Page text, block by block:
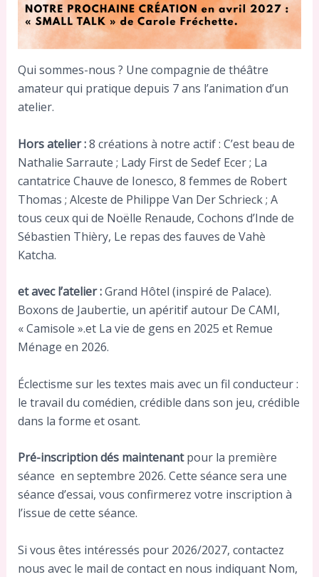
Qui sommes-nous ? Une compagnie de théâtre
amateur qui pratique depuis 7 ans l’animation d’un
atelier.
Hors atelier :8 créations à notre actif : C’est beau de
Nathalie Sarraute ; Lady First de Sedef Ecer ; La
cantatrice Chauve de Ionesco, 8 femmes de Robert
Thomas ; Alceste de Philippe Van Der Schrieck ; A
tous ceux qui de Noëlle Renaude, Cochons d’Inde de
Sébastien Thièry, Le repas des fauves de Vahè
Katcha.
et avec l’atelier :Grand Hôtel (inspiré de Palace).
Boxons de Jaubertie, un apéritif autour De CAMI,
« Camisole ».et La vie de gens en 2025 et Remue
Ménage en 2026.
Éclectisme sur les textes mais avec un fil conducteur :
le travail du comédien, crédible dans son jeu, crédible
dans la forme et osant.
Pré-inscription dés maintenantpour la première
séance en septembre 2026. Cette séance sera une
séance d’essai, vous confirmerez votre inscription à
l’issue de cette séance.
Si vous êtes intéressés pour 2026/2027, contactez
nous avec le mail de contact en nous indiquant Nom,